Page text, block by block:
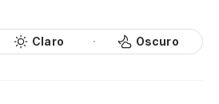
Claro Oscuro